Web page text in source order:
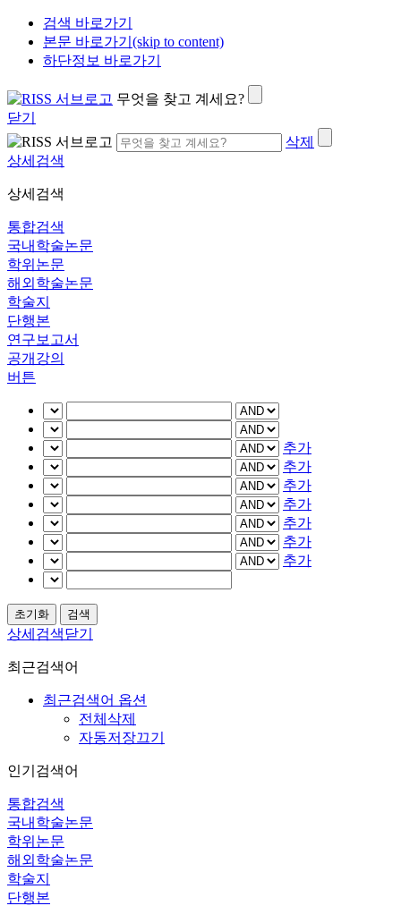
검색 바로가기
본문 바로가기(skip to content)
하단정보 바로가기
무엇을 찾고 계세요?
닫기
삭제
상세검색
상세검색
통합검색
국내학술논문
학위논문
해외학술논문
학술지
단행본
연구보고서
공개강의
버튼
추가
추가
추가
추가
추가
추가
추가
상세검색닫기
최근검색어
최근검색어 옵션
전체삭제
자동저장끄기
인기검색어
통합검색
국내학술논문
학위논문
해외학술논문
학술지
단행본